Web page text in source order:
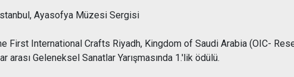
Ayasofya Müzesi Sergisi
First International Crafts Riyadh, Kingdom of Saudi Arabia (OIC-
arası Geleneksel Sanatlar Yarışmasında 1.'lik ödülü.